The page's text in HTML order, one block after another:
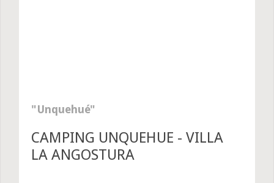
Unquehué
CAMPING UNQUEHUE - VILLA
LA ANGOSTURA